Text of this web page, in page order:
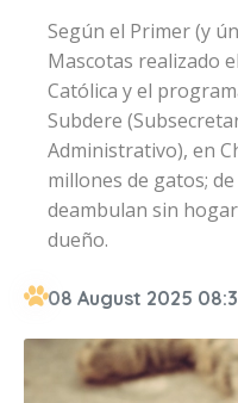
Según el Primer (y
Mascotas realizado
Católica y el
Subdere
Administrativo), en
millones de gatos;
deambulan sin
dueño.
08 August 2025